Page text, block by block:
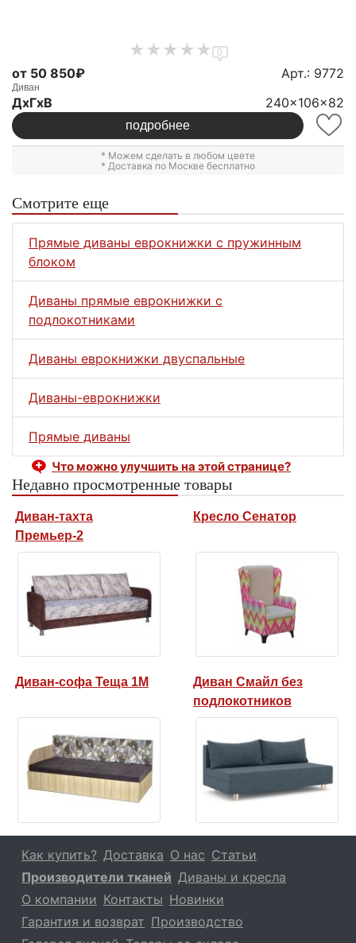
0
от 50 850₽ Арт.: 9772
Диван
ДxГxВ 240x106x82
подробнее
* Можем сделать в любом цвете
* Доставка по Москве бесплатно
Смотрите еще
Прямые диваны еврокнижки с пружинным
блоком
Диваны прямые еврокнижки с
подлокотниками
Диваны еврокнижки двуспальные
Диваны-еврокнижки
Прямые диваны
Что можно улучшить на этой странице?
Недавно просмотренные товары
Диван-тахта
Премьер-2
Кресло Сенатор
Диван-софа Теща 1М
Диван Смайл без
подлокотников
Как купить? Доставка О нас Статьи
Производители тканей Диваны и кресла
О компании Контакты Новинки
Гарантия и возврат Производство